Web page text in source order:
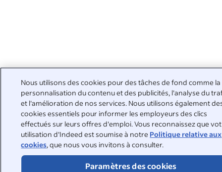
Nous utilisons des cookies pour des tâches de fond comme la
personnalisation du contenu et des publicités, l'analyse du
et l'amélioration de nos services. Nous utilisons également
cookies essentiels pour informer les employeurs des clics
effectués sur leurs offres d'emploi. Vous reconnaissez que
utilisation d'Indeed est soumise à notre Politique relative aux
cookies, que nous vous invitons à consulter.
Paramètres des cookies